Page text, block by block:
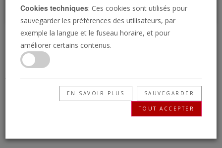
L'oeil International 27
janvier 2025
27/01/2025 • 4 Minutes
La Trompette : les nouvelles de demain,
Cookies techniques: Ces cookies sont utilisés pour
sauvegarder les préférences des utilisateurs, par
exemple la langue et le fuseau horaire, et pour
améliorer certains contenus.
EN SAVOIR PLUS SAUVEGARDER
TOUT ACCEPTER